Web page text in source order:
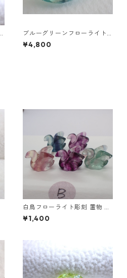
ブルーグリーンフローライト
オーバルカットルース 10.2ct
15.4mm*11.1mm*8.0mm
¥4,800
白鳥フローライト彫刻 置物 4
g前後 高さ15mm前後
¥1,400